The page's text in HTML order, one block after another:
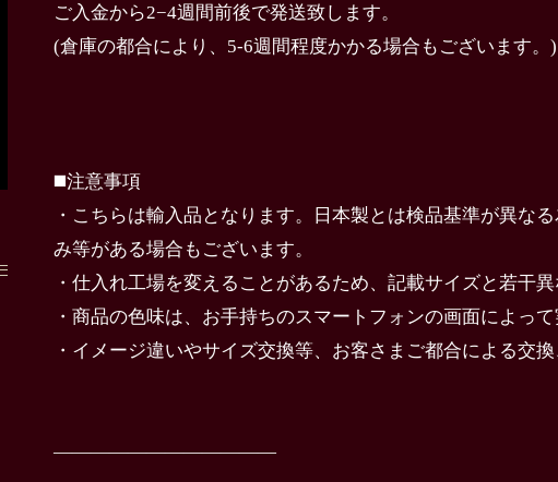
ご入金から2−4週間前後で発送致します。
(倉庫の都合により、5-6週間程度かかる場合もございます。)
◼️注意事項
・こちらは輸入品となります。日本製とは検品基準が異な
み等がある場合もございます。
・仕入れ工場を変えることがあるため、記載サイズと若干
・商品の色味は、お手持ちのスマートフォンの画面によっ
・イメージ違いやサイズ交換等、お客さまご都合による交
————————————